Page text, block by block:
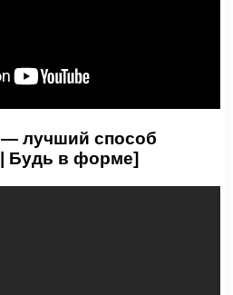
лучший способ
Будь в форме]